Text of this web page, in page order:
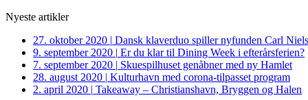
Nyeste artikler
27. oktober 2020 | Dansk klaverduo spiller nyfunden Carl
9. september 2020 | Er du klar til Dining Week i efterårsferien?
7. september 2020 | Skuespilhuset genåbner med ny Hamlet
28. august 2020 | Kulturhavn med corona-tilpasset program
2. april 2020 | Takeaway – Christianshavn, Bryggen og Halen